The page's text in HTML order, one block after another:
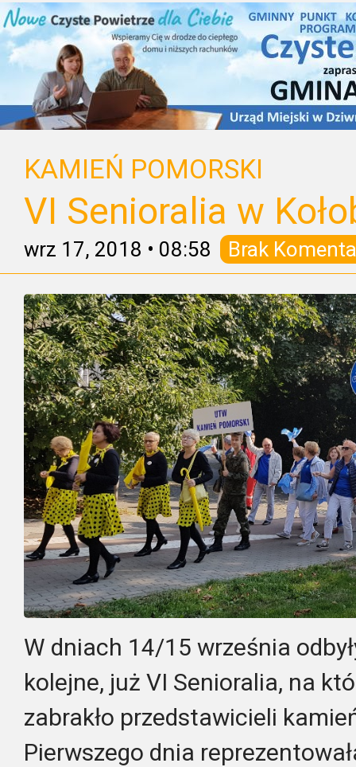
KAMIEŃ POMORSKI
VI Senioralia w
wrz 17, 2018 • 08:58 Brak
W dniach 14/15 września
kolejne, już VI Senioralia, na
zabrakło przedstawicieli
Pierwszego dnia